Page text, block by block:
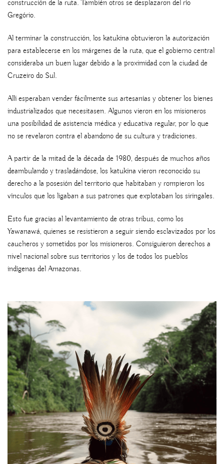
construcción de la ruta. También otros se desplazaron del río
Gregório.
Al terminar la construcción, los katukina obtuvieron la autorización
para establecerse en los márgenes de la ruta, que el gobierno central
consideraba un buen lugar debido a la proximidad con la ciudad de
Cruzeiro do Sul.
Allí esperaban vender fácilmente sus artesanías y obtener los bienes
industrializados que necesitasen. Algunos vieron en los misioneros
una posibilidad de asistencia médica y educativa regular, por lo que
no se revelaron contra el abandono de su cultura y tradiciones.
A partir de la mitad de la década de 1980, después de muchos años
deambulando y trasladándose, los katukina vieron reconocido su
derecho a la posesión del territorio que habitaban y rompieron los
vínculos que los ligaban a sus patrones que explotaban los siringales.
Esto fue gracias al levantamiento de otras tribus, como los
Yawanawá, quienes se resistieron a seguir siendo esclavizados por los
caucheros y sometidos por los misioneros. Consiguieron derechos a
nivel nacional sobre sus territorios y los de todos los pueblos
indígenas del Amazonas.